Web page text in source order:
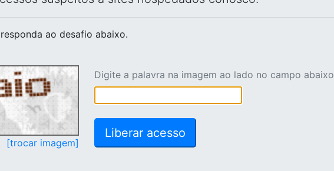
ao desafio abaixo.
[trocar imagem]
Digite a palavra na imagem ao lado no campo abaixo